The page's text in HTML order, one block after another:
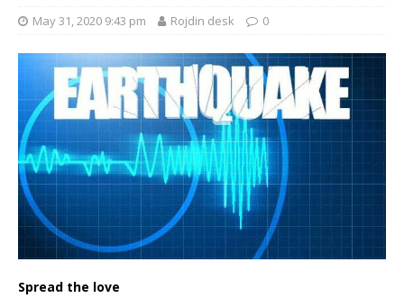
May 31, 2020 9:43 pm Rojdin desk 0
Spread the love